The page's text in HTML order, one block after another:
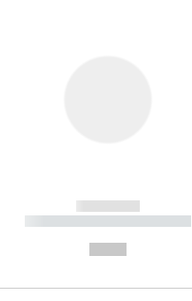
------------
----------- ----------- --------